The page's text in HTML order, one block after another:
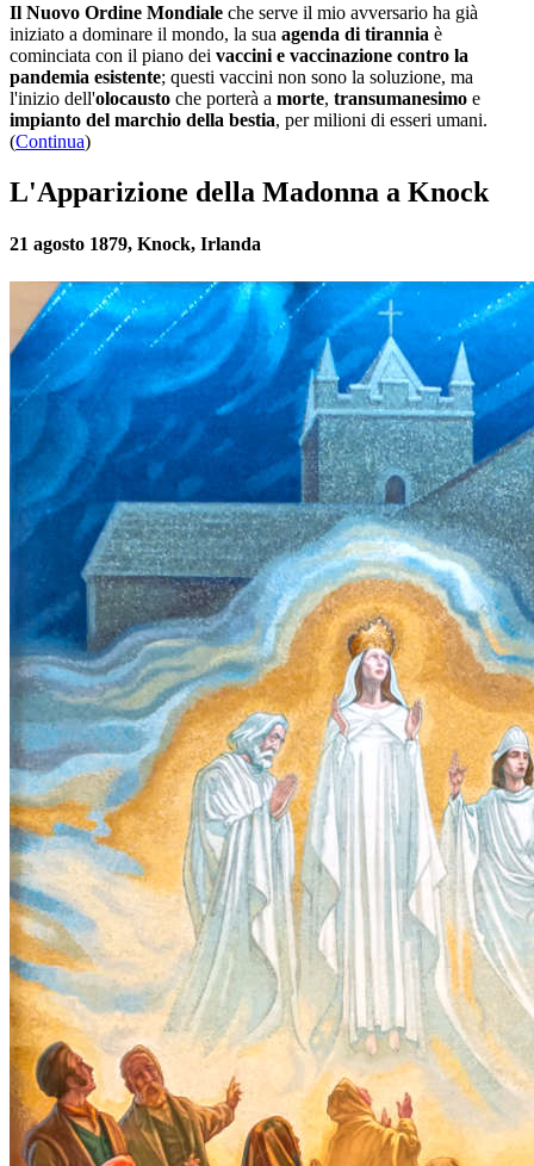
Il Nuovo Ordine Mondiale che serve il mio avversario ha già
iniziato a dominare il mondo, la sua agenda di tirannia è
cominciata con il piano dei vaccini e vaccinazione contro la
pandemia esistente; questi vaccini non sono la soluzione, ma
l'inizio dell'olocausto che porterà a morte, transumanesimo e
impianto del marchio della bestia, per milioni di esseri umani.
(Continua)
L'Apparizione della Madonna a Knock
21 agosto 1879, Knock, Irlanda